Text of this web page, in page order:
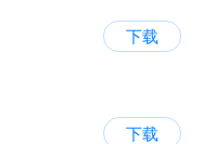
下载
下载